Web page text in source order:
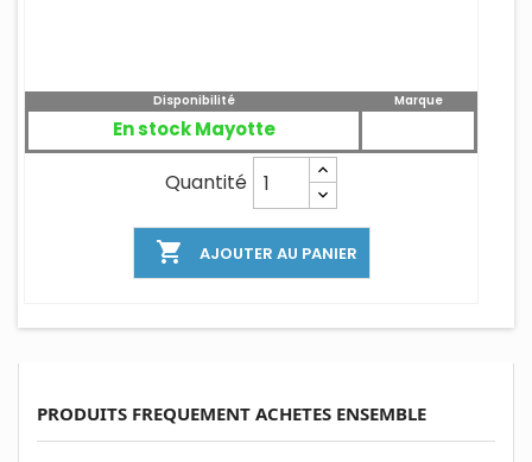
Disponibilité
En stock Mayotte
Marque
Quantité
 AJOUTER AU PANIER
PRODUITS FREQUEMENT ACHETES ENSEMBLE